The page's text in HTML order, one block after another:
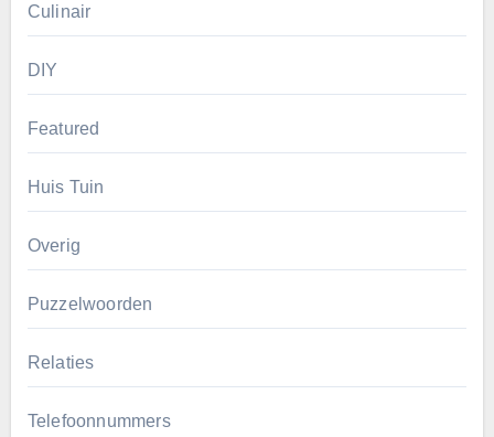
Culinair
DIY
Featured
Huis Tuin
Overig
Puzzelwoorden
Relaties
Telefoonnummers